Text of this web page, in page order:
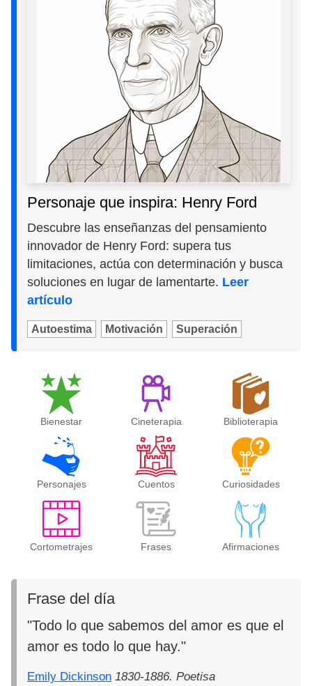
Personaje que inspira: Henry Ford
Descubre las enseñanzas del pensamiento
innovador de Henry Ford: supera tus
limitaciones, actúa con determinación y busca
soluciones en lugar de lamentarte. Leer
artículo
Autoestima Motivación Superación
Bienestar Cineterapia Biblioterapia
Personajes Cuentos Curiosidades
Cortometrajes Frases Afirmaciones
Frase del día
"Todo lo que sabemos del amor es que el
amor es todo lo que hay."
Emily Dickinson 1830-1886. Poetisa